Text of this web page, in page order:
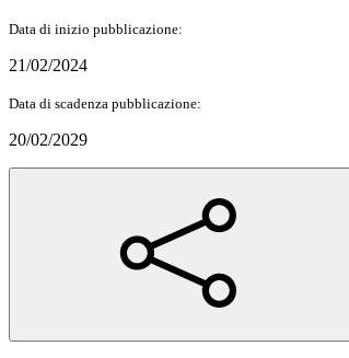
Data di inizio pubblicazione:
21/02/2024
Data di scadenza pubblicazione:
20/02/2029